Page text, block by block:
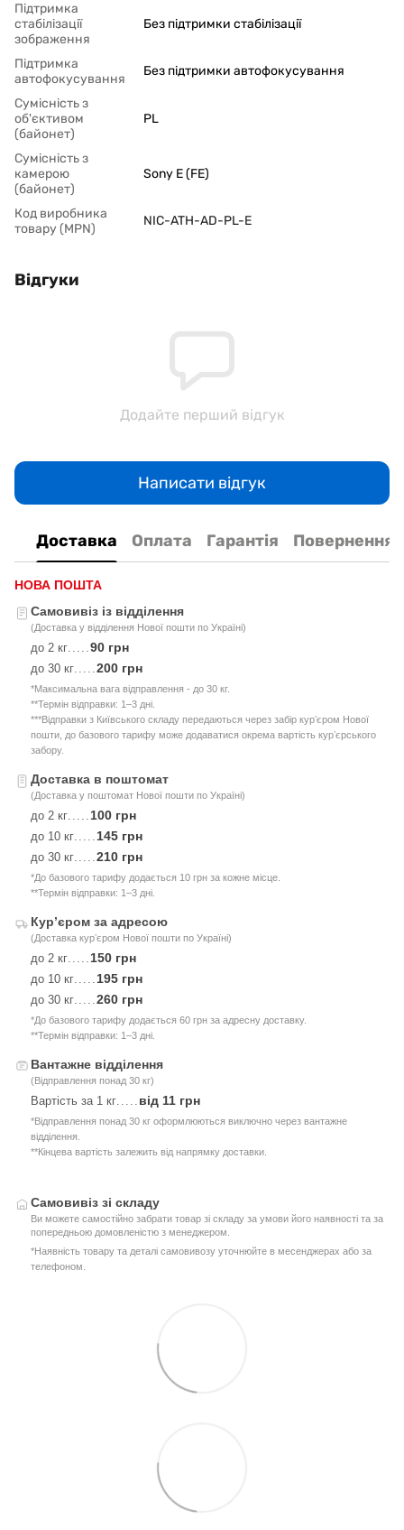
Підтримка
стабілізації
зображення
Без підтримки стабілізації
Підтримка
автофокусування
Без підтримки автофокусування
Сумісність з
об'єктивом
(байонет)
PL
Сумісність з
камерою
(байонет)
Sony E (FE)
Код виробника
товару (MPN)
NIC-ATH-AD-PL-E
Відгуки
Додайте перший відгук
Написати відгук
Доставка Оплата Гарантія Повернення
НОВА ПОШТА
Самовивіз із відділення
(Доставка у відділення Нової пошти по Україні)
до 2 кг.....90 грн
до 30 кг.....200 грн
*Максимальна вага відправлення - до 30 кг.
**Термін відправки: 1–3 дні.
***Відправки з Київського складу передаються через забір курʼєром Нової
пошти, до базового тарифу може додаватися окрема вартість курʼєрського
забору.
Доставка в поштомат
(Доставка у поштомат Нової пошти по Україні)
до 2 кг.....100 грн
до 10 кг.....145 грн
до 30 кг.....210 грн
*До базового тарифу додається 10 грн за кожне місце.
**Термін відправки: 1–3 дні.
Курʼєром за адресою
(Доставка курʼєром Нової пошти по Україні)
до 2 кг.....150 грн
до 10 кг.....195 грн
до 30 кг.....260 грн
*До базового тарифу додається 60 грн за адресну доставку.
**Термін відправки: 1–3 дні.
Вантажне відділення
(Відправлення понад 30 кг)
Вартість за 1 кг..... від 11 грн
*Відправлення понад 30 кг оформлюються виключно через вантажне
відділення.
**Кінцева вартість залежить від напрямку доставки.
Самовивіз зі складу
Ви можете самостійно забрати товар зі складу за умови його наявності та за
попередньою домовленістю з менеджером.
*Наявність товару та деталі самовивозу уточнюйте в месенджерах або за
телефоном.